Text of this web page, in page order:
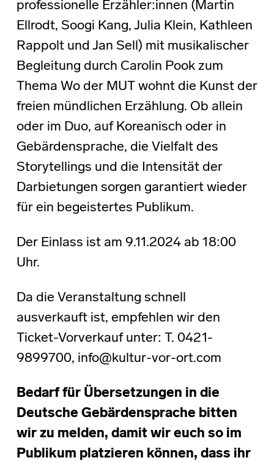
professionelle Erzähler:innen (Martin
Ellrodt, Soogi Kang, Julia Klein, Kathleen
Rappolt und Jan Sell) mit musikalischer
Begleitung durch Carolin Pook zum
Thema Wo der MUT wohnt die Kunst der
freien mündlichen Erzählung. Ob allein
oder im Duo, auf Koreanisch oder in
Gebärdensprache, die Vielfalt des
Storytellings und die Intensität der
Darbietungen sorgen garantiert wieder
für ein begeistertes Publikum.
Der Einlass ist am 9.11.2024 ab 18:00
Uhr.
Da die Veranstaltung schnell
ausverkauft ist, empfehlen wir den
Ticket-Vorverkauf unter: T. 0421-
9899700, info@kultur-vor-ort.com
Bedarf für Übersetzungen in die
Deutsche Gebärdensprache bitten
wir zu melden, damit wir euch so im
Publikum platzieren können, dass ihr